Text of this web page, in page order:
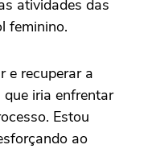
atividades das
feminino.
e recuperar a
iria enfrentar
Estou
ao